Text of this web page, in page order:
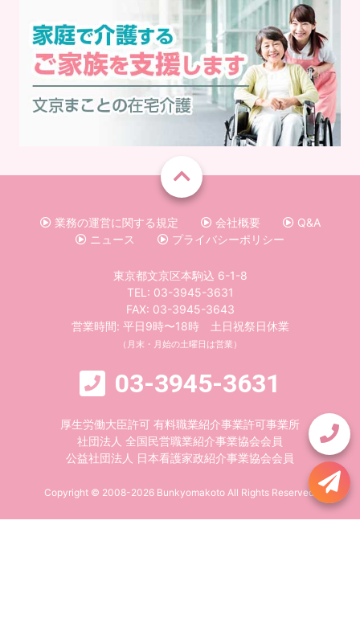
業務の運営に関する規定 会社概要
Q&A
ニュース
プライバシーポリシー
東京都文京区本駒込 6-1-8
TEL: 03-3945-3631
FAX: 03-3945-3643
営業時間: 平日9時〜18時 土日祝祭日休業
（月末・月始の土曜日は営業）
03-3945-3631
厚生労働大臣許可 有料職業紹介事業許可事業所
社団法人 全国民営職業紹介事業協会会員
公益社団法人 日本看護家政紹介事業協会会員
Copyright © 2008-2026 Bunkyomakoto All Rights Reserved.